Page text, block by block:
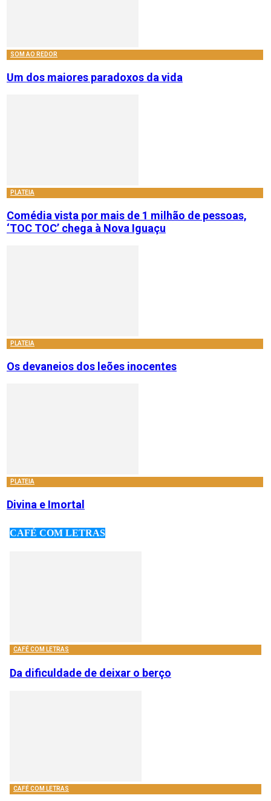
SOM AO REDOR
Um dos maiores paradoxos da vida
PLATEIA
Comédia vista por mais de 1 milhão de pessoas,
‘TOC TOC’ chega à Nova Iguaçu
PLATEIA
Os devaneios dos leões inocentes
PLATEIA
Divina e Imortal
CAFÉ COM LETRAS
CAFÉ COM LETRAS
Da dificuldade de deixar o berço
CAFÉ COM LETRAS